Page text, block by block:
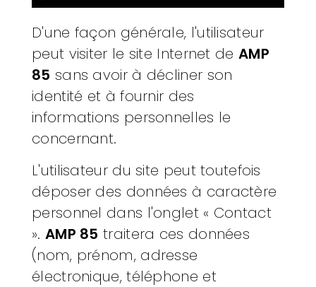
D'une façon générale, l'utilisateur
peut visiter le site Internet de AMP
85 sans avoir à décliner son
identité et à fournir des
informations personnelles le
concernant.
L'utilisateur du site peut toutefois
déposer des données à caractère
personnel dans l'onglet « Contact
». AMP 85 traitera ces données
(nom, prénom, adresse
électronique, téléphone et